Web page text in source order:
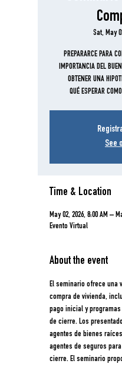
Sat, May
PREPARARCE PARA
IMPORTANCIA DEL
OBTENER UNA
See
Time & Location
May 02, 2026, 8:00 AM –
Evento Virtual
About the event
El seminario ofrece una
compra de vivienda,
pago inicial y
de cierre. Los
agentes de bienes
agentes de seguros
cierre. El seminario